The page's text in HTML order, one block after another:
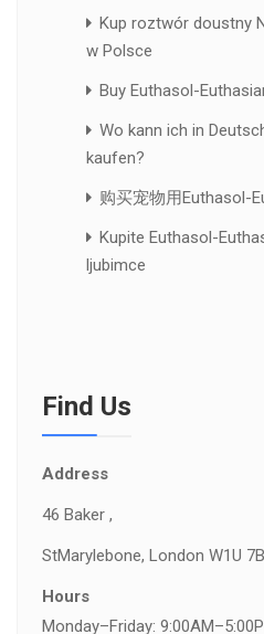
Kup roztwór doustny
w Polsce
Buy Euthasol-
Wo kann ich in
kaufen?
购买宠物用Euthasol-
Kupite Euthasol-
ljubimce
Find Us
Address
46 Baker ,
StMarylebone, London W1U
Hours
Monday–Friday: